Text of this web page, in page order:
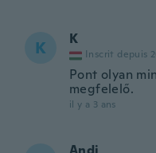
K K
Inscrit depuis
Pont olyan
megfelelő.
il y a 3 ans